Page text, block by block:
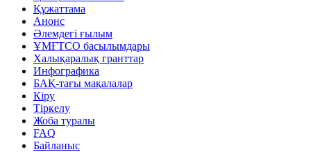
Құжаттама
Анонс
Әлемдегі ғылым
ҰМҒТСО басылымдары
Халықаралық гранттар
Инфографика
БАҚ-тағы мақалалар
Кіру
Тіркелу
Жоба туралы
FAQ
Байланыс